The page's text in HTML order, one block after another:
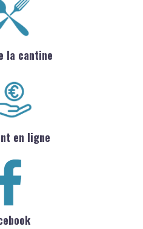
la cantine
en ligne